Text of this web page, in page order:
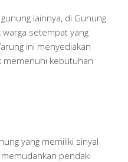
lainnya, di Gunung
setempat yang
ini menyediakan
memenuhi kebutuhan
yang memiliki sinyal
pendaki